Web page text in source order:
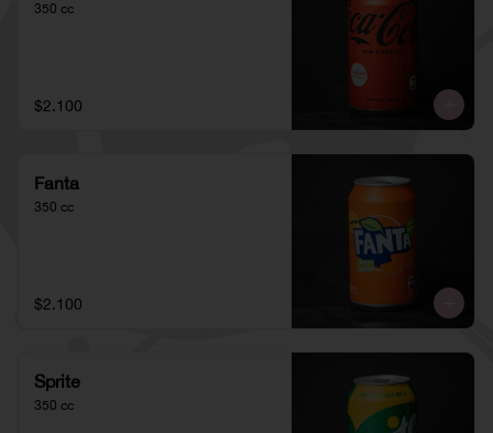
350 cc
$2.100
Fanta
350 cc
$2.100
Sprite
350 cc